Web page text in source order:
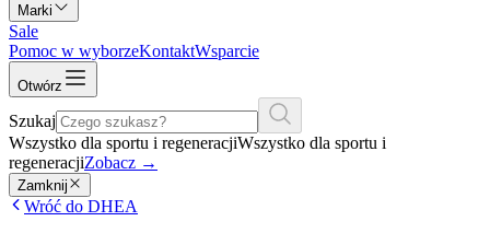
Marki
Sale
Pomoc w wyborzeKontaktWsparcie
Otwórz
Szukaj
Wszystko dla sportu i regeneracjiWszystko dla sportu i
regeneracjiZobacz →
Zamknij
Wróć do DHEA